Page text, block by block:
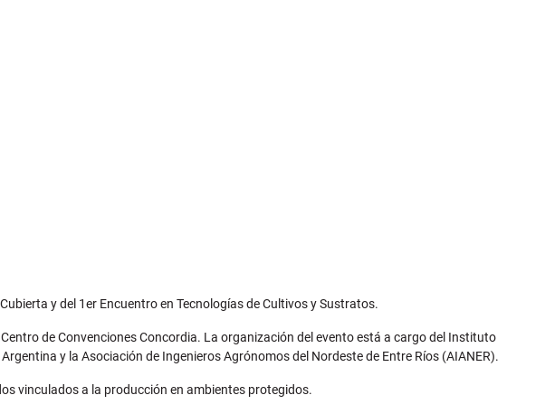
y del 1er Encuentro en Tecnologías de Cultivos y Sustratos.
de Convenciones Concordia. La organización del evento está a cargo del Instituto
y la Asociación de Ingenieros Agrónomos del Nordeste de Entre Ríos (AIANER).
vinculados a la producción en ambientes protegidos.